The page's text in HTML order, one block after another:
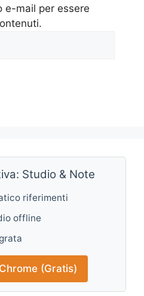
e-mail per essere
Studio & Note
riferimenti
offline
(Gratis)